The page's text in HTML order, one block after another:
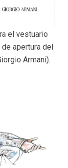
el vestuario
apertura del
Armani).